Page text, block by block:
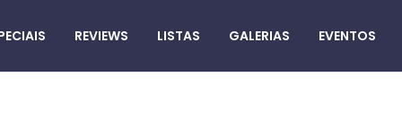
REVIEWS LISTAS GALERIAS EVENTOS